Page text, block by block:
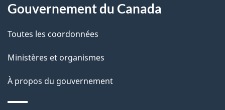
i
l
s
d
e
propos
de
ce
site
Gouvernement du Canada
Toutes les coordonnées
Ministères et organismes
À propos du gouvernement